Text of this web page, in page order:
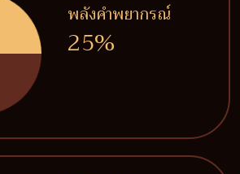
พลังคำพยากรณ์
25%